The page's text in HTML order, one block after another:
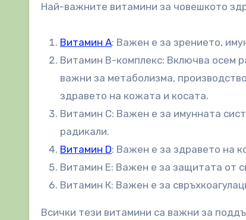
Най-важните витамини за човешкото
Витамин А: Важен е за зрението,
Витамин В-комплекс: Включва осем
важни за метаболизма,
здравето на кожата и косата.
Витамин C: Важен е за имунната
радикали.
Витамин D: Важен е за здравето на
Витамин Е: Важен е за защитата от
Витамин К: Важен е за
Всички тези витамини са важни за